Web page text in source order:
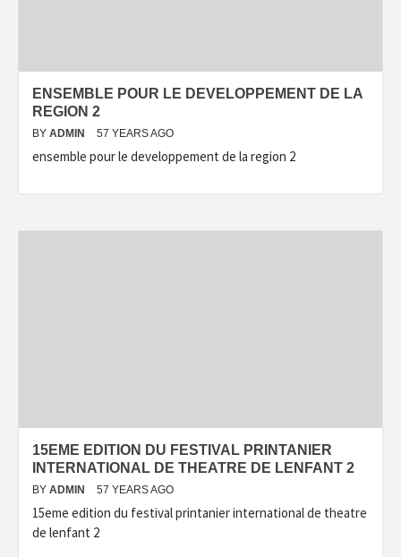
ENSEMBLE POUR LE DEVELOPPEMENT DE LA
REGION 2
BY ADMIN 57 YEARS AGO
ensemble pour le developpement de la region 2
15EME EDITION DU FESTIVAL PRINTANIER
INTERNATIONAL DE THEATRE DE LENFANT 2
BY ADMIN 57 YEARS AGO
15eme edition du festival printanier international de theatre
de lenfant 2